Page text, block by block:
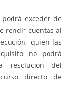
exceder de
rendir cuentas al
quien las
no podrá
resolución del
directo de